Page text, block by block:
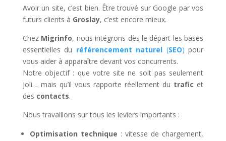
Avoir un site, c’est bien. Être trouvé sur Google par vos
futurs clients à Groslay, c’est encore mieux.
Chez Migrinfo, nous intégrons dès le départ les bases
essentielles du référencement naturel (SEO) pour
vous aider à apparaître devant vos concurrents.
Notre objectif : que votre site ne soit pas seulement
joli… mais qu’il vous rapporte réellement du trafic et
des contacts.
Nous travaillons sur tous les leviers importants :
Optimisation technique : vitesse de chargement,